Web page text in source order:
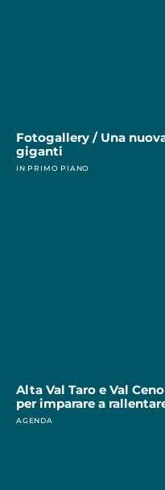
Fotogallery / Una
giganti
IN PRIMO PIANO
Alta Val Taro e Val
per imparare a
AGENDA